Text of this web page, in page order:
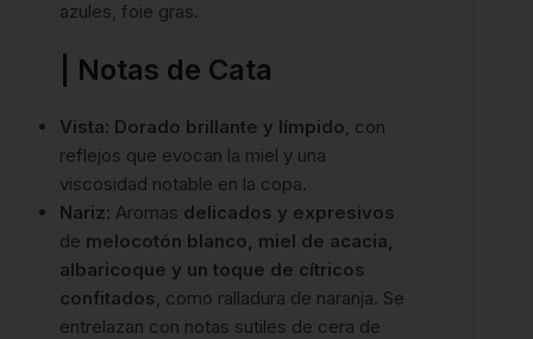
azules, foie gras.
| Notas de Cata
Vista: Dorado brillante y límpido, con
reflejos que evocan la miel y una
viscosidad notable en la copa.
Nariz: Aromas delicados y expresivos
de melocotón blanco, miel de acacia,
albaricoque y un toque de cítricos
confitados, como ralladura de naranja. Se
entrelazan con notas sutiles de cera de